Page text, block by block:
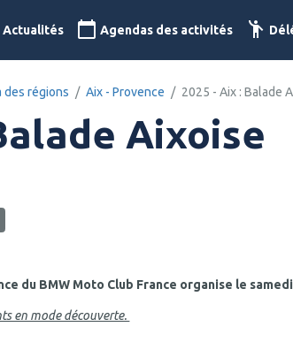
Actualités Agendas des activités
des régions Aix - Provence 2025 - Aix : Balade
Aixoise
du BMW Moto Club France organise le
en mode découverte.